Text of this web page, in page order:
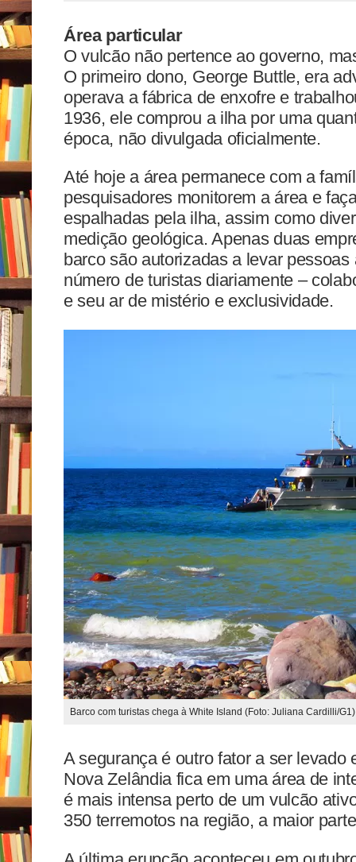
Área particular
O vulcão não pertence ao governo,
O primeiro dono, George Buttle, era
operava a fábrica de enxofre e
1936, ele comprou a ilha por uma
época, não divulgada oficialmente.
Até hoje a área permanece com a
pesquisadores monitorem a área e
espalhadas pela ilha, assim como
medição geológica. Apenas duas
barco são autorizadas a levar
número de turistas diariamente –
e seu ar de mistério e exclusividade.
Barco com turistas chega à White Island (Foto: Juliana Cardilli/G1)
A segurança é outro fator a ser levado
Nova Zelândia fica em uma área de
é mais intensa perto de um vulcão
350 terremotos na região, a maior